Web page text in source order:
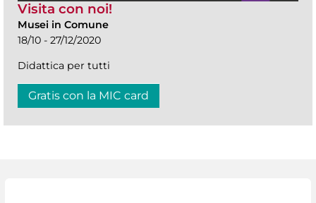
Visita con noi!
Musei in Comune
18/10 - 27/12/2020
Didattica per tutti
Gratis con la MIC card